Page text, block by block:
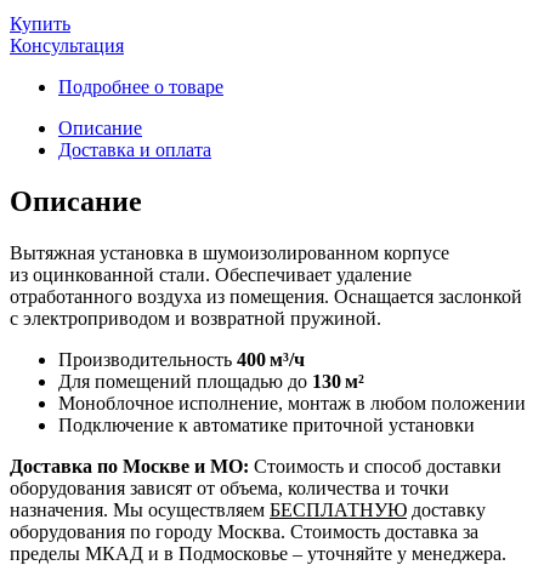
Купить
Консультация
Подробнее о товаре
Описание
Доставка и оплата
Описание
Вытяжная установка в шумоизолированном корпусе
из оцинкованной стали. Обеспечивает удаление
отработанного воздуха из помещения. Оснащается заслонкой
с электроприводом и возвратной пружиной.
Производительность 400 м³/ч
Для помещений площадью до 130 м²
Моноблочное исполнение, монтаж в любом положении
Подключение к автоматике приточной установки
Доставка по Москве и МО: Стоимость и способ доставки
оборудования зависят от объема, количества и точки
назначения. Мы осуществляем БЕСПЛАТНУЮ доставку
оборудования по городу Москва. Стоимость доставка за
пределы МКАД и в Подмосковье – уточняйте у менеджера.